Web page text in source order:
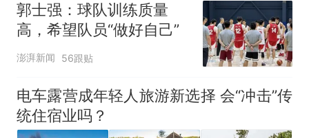
郭士强：球队训练质量
高，希望队员“做好自己”
澎湃新闻 56跟贴
电车露营成年轻人旅游新选择 会“冲击”传
统住宿业吗？